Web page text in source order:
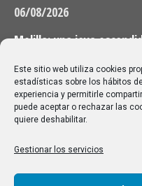
Este sitio web utiliza cookies
estadísticas sobre los hábitos
experiencia y permitirle
puede aceptar o rechazar las
quiere deshabilitar.
Gestionar los servicios
06/08/2026
Melilla: una joya
Buscar
Buscar:
Aviso Legal|Política de